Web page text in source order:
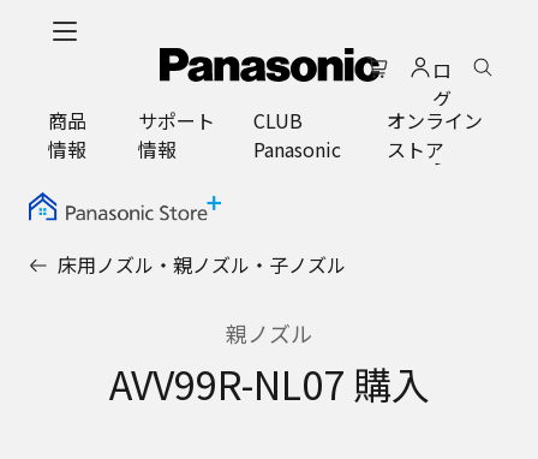
ロ
グ
イ
ン
商品
情報
サポート
情報
CLUB
Panasonic
オンライン
ストア
床用ノズル・親ノズル・子ノズル
親ノズル
AVV99R-NL07 購入